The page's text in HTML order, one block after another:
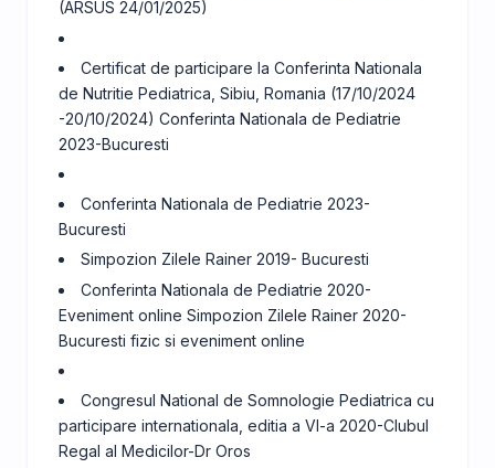
(ARSUS 24/01/2025)
Certificat de participare la Conferinta Nationala
de Nutritie Pediatrica, Sibiu, Romania (17/10/2024
-20/10/2024) Conferinta Nationala de Pediatrie
2023-Bucuresti
Conferinta Nationala de Pediatrie 2023-
Bucuresti
Simpozion Zilele Rainer 2019- Bucuresti
Conferinta Nationala de Pediatrie 2020-
Eveniment online Simpozion Zilele Rainer 2020-
Bucuresti fizic si eveniment online
Congresul National de Somnologie Pediatrica cu
participare internationala, editia a VI-a 2020-Clubul
Regal al Medicilor-Dr Oros